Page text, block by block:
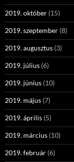
2019. október (15)
2019. szeptember (8)
2019. augusztus (3)
2019. július (6)
2019. június (10)
2019. május (7)
2019. április (5)
2019. március (10)
2019. február (6)